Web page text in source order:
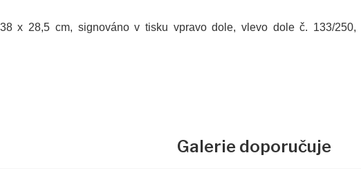
x 28,5 cm, signováno v tisku vpravo dole, vlevo dole č. 133/250,
Galerie doporučuje